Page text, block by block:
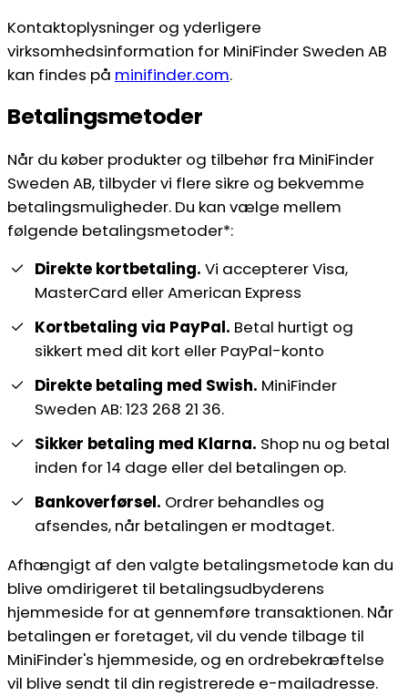
Kontaktoplysninger og yderligere
virksomhedsinformation for MiniFinder Sweden AB
kan findes på minifinder.com.
Betalingsmetoder
Når du køber produkter og tilbehør fra MiniFinder
Sweden AB, tilbyder vi flere sikre og bekvemme
betalingsmuligheder. Du kan vælge mellem
følgende betalingsmetoder*:
Direkte kortbetaling. Vi accepterer Visa,
MasterCard eller American Express
Kortbetaling via PayPal. Betal hurtigt og
sikkert med dit kort eller PayPal-konto
Direkte betaling med Swish. MiniFinder
Sweden AB: 123 268 21 36.
Sikker betaling med Klarna. Shop nu og betal
inden for 14 dage eller del betalingen op.
Bankoverførsel. Ordrer behandles og
afsendes, når betalingen er modtaget.
Afhængigt af den valgte betalingsmetode kan du
blive omdirigeret til betalingsudbyderens
hjemmeside for at gennemføre transaktionen. Når
betalingen er foretaget, vil du vende tilbage til
MiniFinder's hjemmeside, og en ordrebekræftelse
vil blive sendt til din registrerede e-mailadresse.